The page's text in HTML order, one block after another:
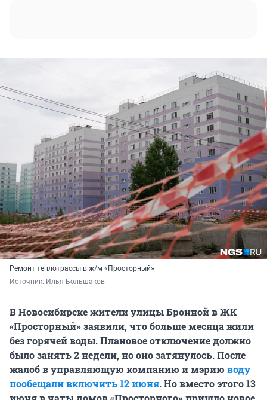
Ремонт теплотрассы в ж/м «Просторный»
Источник: Илья Большаков
В Новосибирске жители улицы Бронной в ЖК
«Просторный» заявили, что больше месяца жили
без горячей воды. Плановое отключение должно
было занять 2 недели, но оно затянулось. После
жалоб в управляющую компанию и мэриюводу
пообещали включить 12 июня. Но вместо этого 13